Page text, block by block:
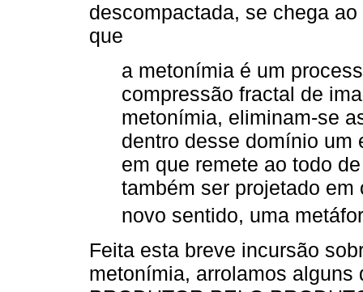
descompactada, se chega ao
que
a metonímia é um
compressão fractal de
metonímia, eliminam-se
dentro desse domínio um
em que remete ao todo
também ser projetado
novo sentido, uma
Feita esta breve incursão
metonímia, arrolamos alguns